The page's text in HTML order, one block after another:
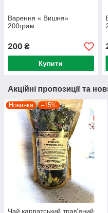
Варення « Вишня»
200грам
200 ₴
Купити
Акційні пропозиції та
Новинка –15%
Чай карпатський трав'яний